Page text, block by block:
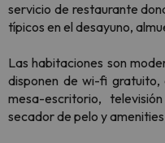
servicio de restaurante
típicos en el desayuno,
Las habitaciones son
disponen de wi-fi gratuito,
mesa-escritorio,
secador de pelo y